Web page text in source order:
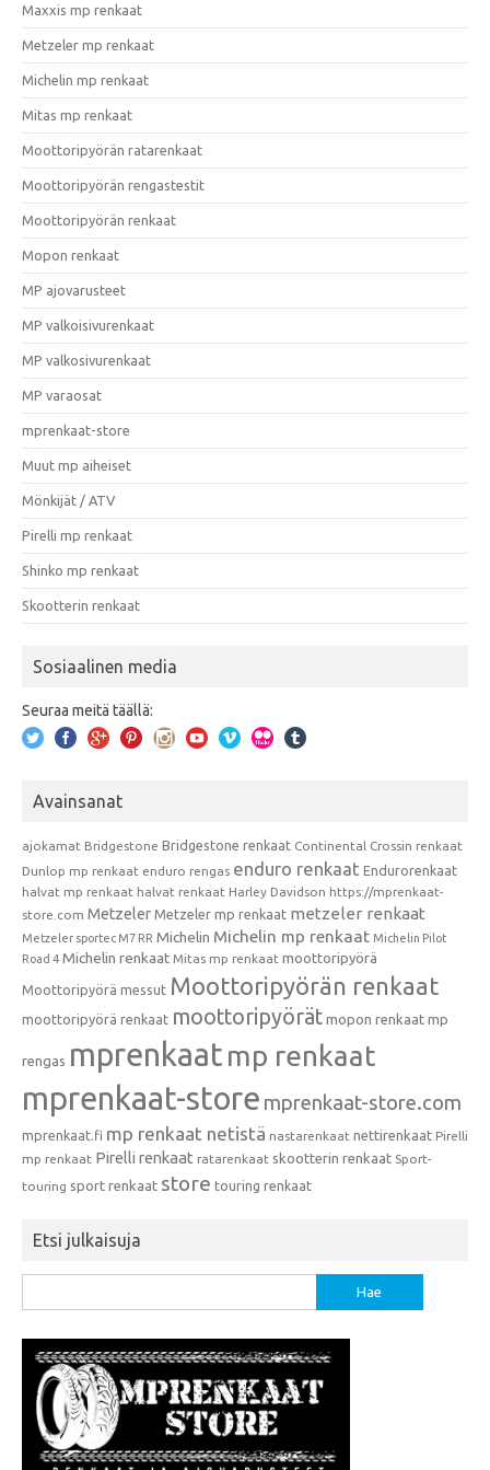
Maxxis mp renkaat
Metzeler mp renkaat
Michelin mp renkaat
Mitas mp renkaat
Moottoripyörän ratarenkaat
Moottoripyörän rengastestit
Moottoripyörän renkaat
Mopon renkaat
MP ajovarusteet
MP valkoisivurenkaat
MP valkosivurenkaat
MP varaosat
mprenkaat-store
Muut mp aiheiset
Mönkijät / ATV
Pirelli mp renkaat
Shinko mp renkaat
Skootterin renkaat
Sosiaalinen media
Seuraa meitä täällä:
Avainsanat
ajokamat Bridgestone Bridgestone renkaat Continental Crossin renkaat
Dunlop mp renkaat enduro rengas enduro renkaat Endurorenkaat
halvat mp renkaat halvat renkaat Harley Davidson https://mprenkaat-
store.com Metzeler Metzeler mp renkaat metzeler renkaat
Metzeler sportec M7 RR Michelin Michelin mp renkaat Michelin Pilot
Road 4 Michelin renkaat Mitas mp renkaat moottoripyörä
Moottoripyörä messut Moottoripyörän renkaat
moottoripyörä renkaat moottoripyörät mopon renkaat mp
rengas mprenkaat mp renkaat
mprenkaat-store mprenkaat-store.com
mprenkaat.fi mp renkaat netistä nastarenkaat nettirenkaat Pirelli
mp renkaat Pirelli renkaat ratarenkaat skootterin renkaat Sport-
touring sport renkaat store touring renkaat
Etsi julkaisuja